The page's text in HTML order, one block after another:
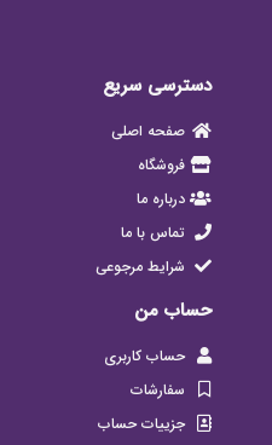
دسترسی سریع
صفحه اصلی
فروشگاه
درباره ما
تماس با ما
شرایط مرجوعی
حساب من
حساب کاربری
سفارشات
جزییات حساب